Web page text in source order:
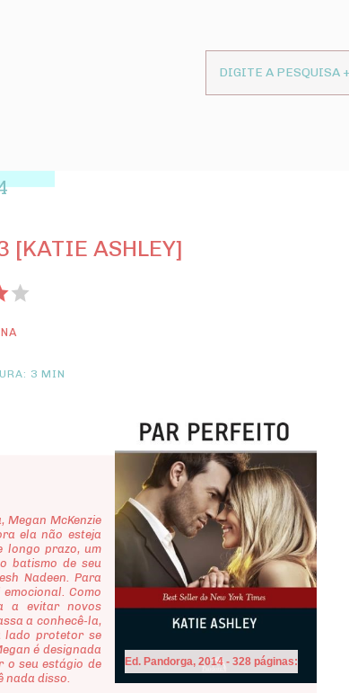
[KATIE ASHLEY]
3 MIN
Ed. Pandorga, 2014 - 328 páginas:
McKenzie
ela não esteja
longo prazo, um
batismo de seu
Nadeen. Para
Como
a evitar novos
a conhecê-la,
lado protetor se
é designada
o seu estágio de
nada disso.